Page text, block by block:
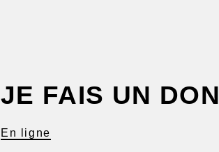
JE FAIS UN DON
En ligne